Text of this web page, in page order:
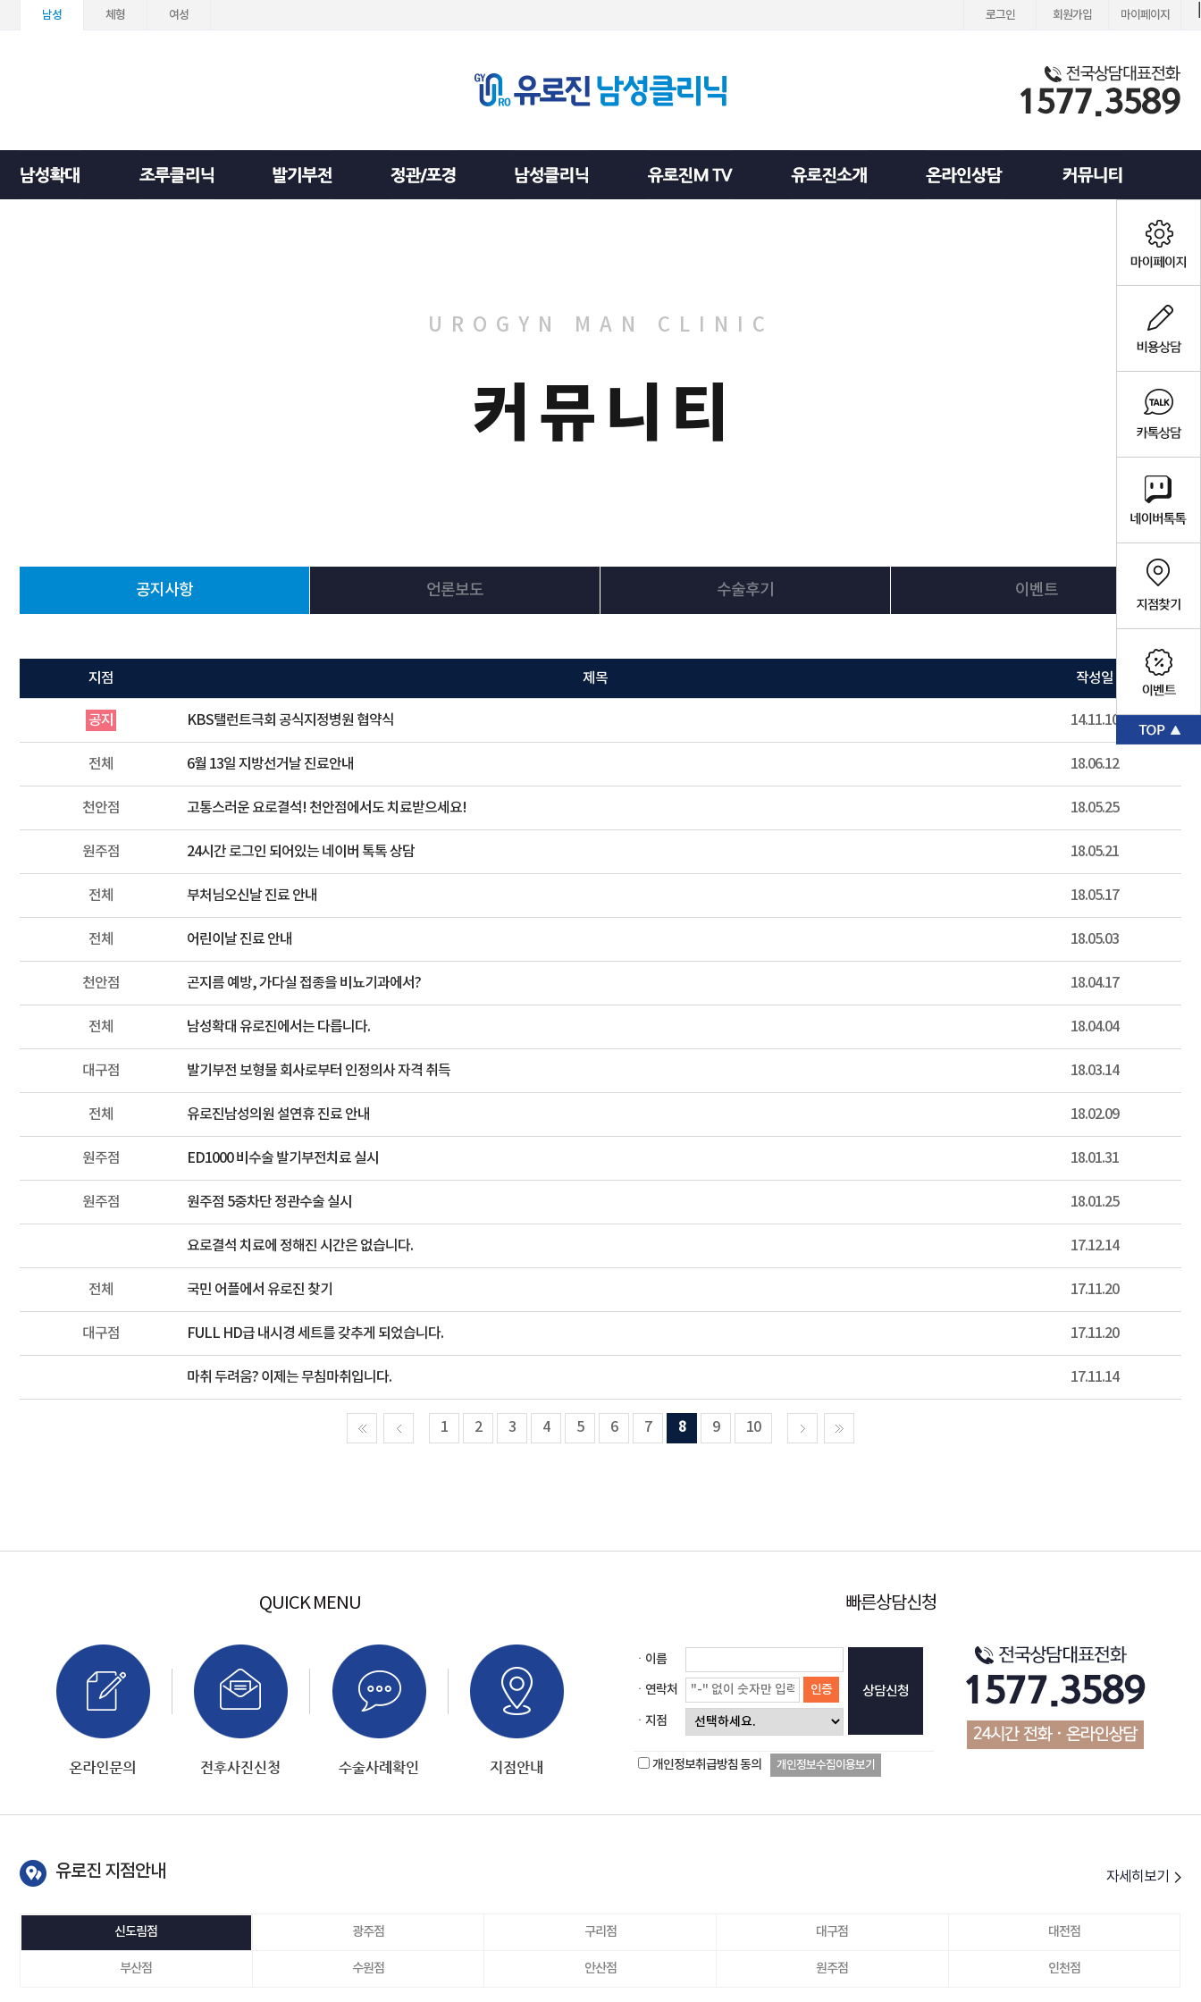
남성 체형 여성 로그인 회원가입 마이페이지
UROGYN MAN CLINIC
커뮤니티
공지사항 언론보도 수술후기 이벤트
지점 제목 작성일
공지 KBS탤런트극회 공식지정병원 협약식 14.11.10
전체 6월 13일 지방선거날 진료안내 18.06.12
천안점 고통스러운 요로결석! 천안점에서도 치료받으세요! 18.05.25
원주점 24시간 로그인 되어있는 네이버 톡톡 상담 18.05.21
전체 부처님오신날 진료 안내 18.05.17
전체 어린이날 진료 안내 18.05.03
천안점 곤지름 예방, 가다실 접종을 비뇨기과에서? 18.04.17
전체 남성확대 유로진에서는 다릅니다. 18.04.04
대구점 발기부전 보형물 회사로부터 인정의사 자격 취득 18.03.14
전체 유로진남성의원 설연휴 진료 안내 18.02.09
원주점 ED1000 비수술 발기부전치료 실시 18.01.31
원주점 원주점 5중차단 정관수술 실시 18.01.25
요로결석 치료에 정해진 시간은 없습니다. 17.12.14
전체 국민 어플에서 유로진 찾기 17.11.20
대구점 FULL HD급 내시경 세트를 갖추게 되었습니다. 17.11.20
마취 두려움? 이제는 무침마취입니다. 17.11.14
1 2 3 4 5 6 7 8 9 10
QUICK MENU 빠른상담신청
ㆍ이름
상담신청
ㆍ연락처 인증
ㆍ지점
개인정보취급방침 동의 개인정보수집이용보기
유로진 지점안내 자세히보기
신도림점 광주점 구리점 대구점 대전점
부산점 수원점 안산점 원주점 인천점